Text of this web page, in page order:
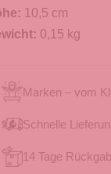
10,5 cm
0,15 kg
Marken – vom
Schnelle
14 Tage